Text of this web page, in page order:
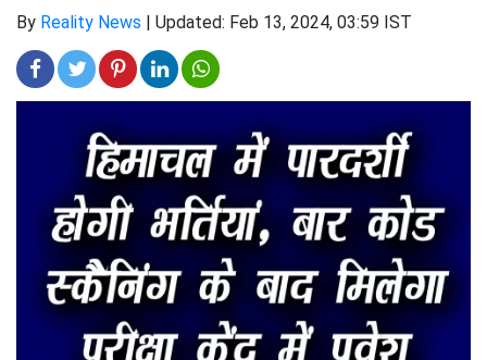
By Reality News | Updated: Feb 13, 2024, 03:59 IST